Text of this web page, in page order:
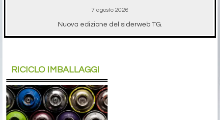
7 agosto 2026
Nuova edizione del siderweb TG.
RICICLO IMBALLAGGI